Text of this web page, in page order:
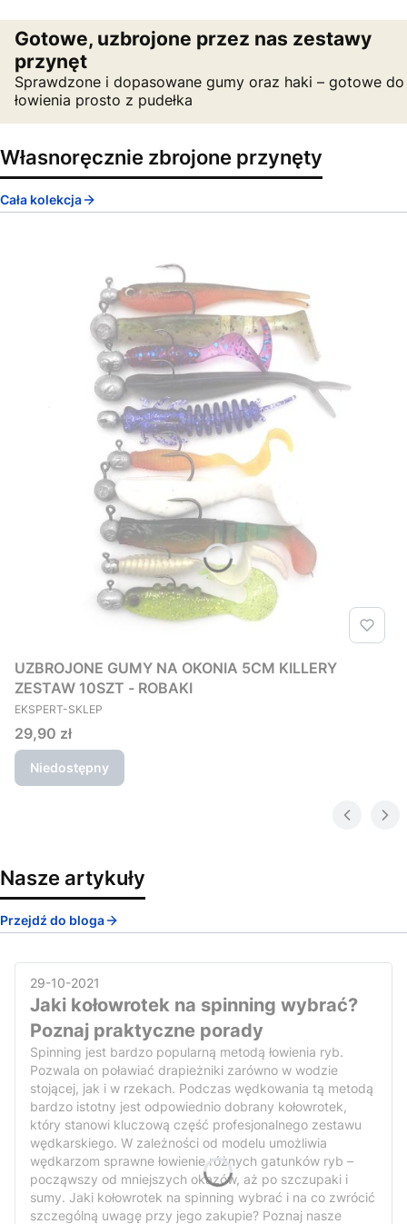
Gotowe, uzbrojone przez nas zestawy
przynęt
Sprawdzone i dopasowane gumy oraz haki – gotowe do
łowienia prosto z pudełka
Własnoręcznie zbrojone przynęty
Cała kolekcja
UZBROJONE GUMY NA OKONIA 5CM KILLERY
ZESTAW 10SZT - ROBAKI
PRODUCENT
EKSPERT-SKLEP
Cena
29,90 zł
Niedostępny
Nasze artykuły
Przejdź do bloga
29-10-2021
Jaki kołowrotek na spinning wybrać?
Poznaj praktyczne porady
Spinning jest bardzo popularną metodą łowienia ryb.
Pozwala on poławiać drapieżniki zarówno w wodzie
stojącej, jak i w rzekach. Podczas wędkowania tą metodą
bardzo istotny jest odpowiednio dobrany kołowrotek,
który stanowi kluczową część profesjonalnego zestawu
wędkarskiego. W zależności od modelu umożliwia
wędkarzom sprawne łowienie różnych gatunków ryb –
począwszy od mniejszych okazów, aż po szczupaki i
sumy. Jaki kołowrotek na spinning wybrać i na co zwrócić
szczególną uwagę przy jego zakupie? Poznaj nasze